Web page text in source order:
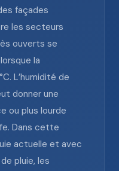
façades
les secteurs
ouverts se
la
L’humidité de
donner une
ou plus lourde
Dans cette
actuelle et avec
pluie, les